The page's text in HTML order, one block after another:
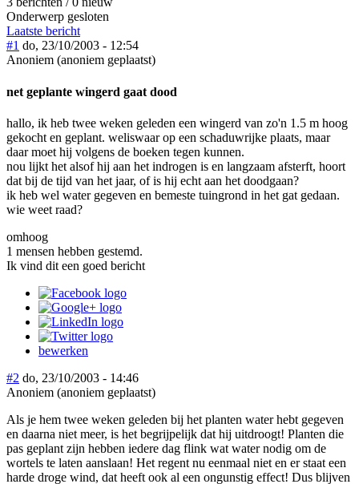
Onderwerp gesloten
Laatste bericht
#1 do, 23/10/2003 - 12:54
Anoniem (anoniem geplaatst)
net geplante wingerd gaat dood
hallo, ik heb twee weken geleden een wingerd van zo'n 1.5 m hoog
gekocht en geplant. weliswaar op een schaduwrijke plaats, maar
daar moet hij volgens de boeken tegen kunnen.
nou lijkt het alsof hij aan het indrogen is en langzaam afsterft, hoort
dat bij de tijd van het jaar, of is hij echt aan het doodgaan?
ik heb wel water gegeven en bemeste tuingrond in het gat gedaan.
wie weet raad?
omhoog
1 mensen hebben gestemd.
Ik vind dit een goed bericht
bewerken
#2 do, 23/10/2003 - 14:46
Anoniem (anoniem geplaatst)
Als je hem twee weken geleden bij het planten water hebt gegeven
en daarna niet meer, is het begrijpelijk dat hij uitdroogt! Planten die
pas geplant zijn hebben iedere dag flink wat water nodig om de
wortels te laten aanslaan! Het regent nu eenmaal niet en er staat een
harde droge wind, dat heeft ook al een ongunstig effect! Dus blijven